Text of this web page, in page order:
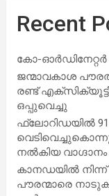
Recent
കോ-ഓർഡിനേറ്റർ
ജന്മാവകാശ
രണ്ട്
ഒപ്പുവെച്ചു
ഫ്ലോറിഡയിൽ
നൽകിയ വാഗ്ദാനം
കാനഡയിൽ
പൗരന്മാരെ